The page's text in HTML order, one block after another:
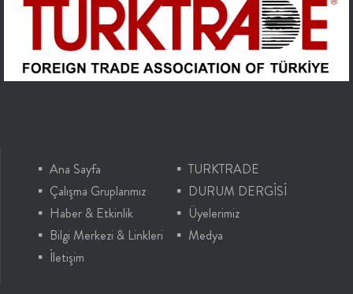
Ana Sayfa
TURKTRADE
Çalışma Gruplarımız
DURUM DERGİSİ
Haber & Etkinlik
Üyelerimiz
Bilgi Merkezi & Linkleri
Medya
İletişim